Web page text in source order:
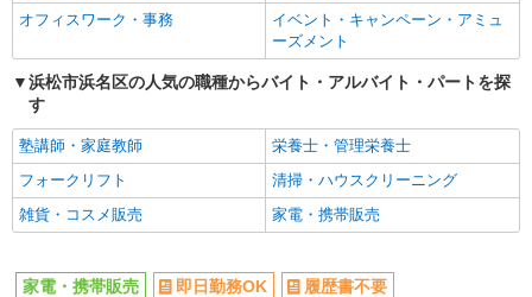
オフィスワーク・事務
イベント・キャンペーン・アミュ
ーズメント
浜松市浜名区の人気の職種からバイト・アルバイト・パートを探
す
塾講師・家庭教師
栄養士・管理栄養士
フォークリフト
清掃・ハウスクリーニング
雑貨・コスメ販売
家電・携帯販売
家電・携帯販売 即日勤務OK
履歴書不要